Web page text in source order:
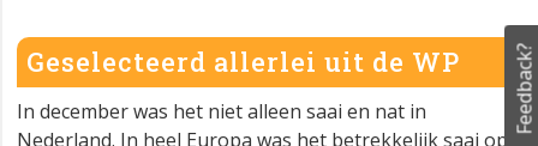
Geselecteerd allerlei uit de WP
In december was het niet alleen saai en nat in
Nederland. In heel Europa was het betrekkelijk saai op
Feedback?